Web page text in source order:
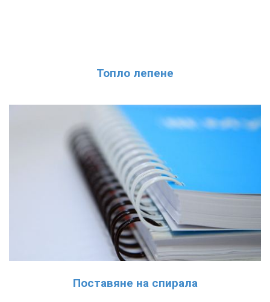
Топло лепене
Поставяне на спирала